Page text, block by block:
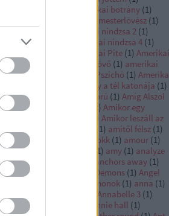
amerikai botrány (1)
amerikai mesterlövész (1)
amerikai nindzsa 2 (1)
nindzsa 3
amerikai nindzsa 4 (1)
Amerikai Pite (1) Amerikai
( Amerikai pite az eskövő (1) amerikai
a találkozó
Amerikai Pszichó (1) Amerika
Amerika kapitány a tél katonája (1)
kapitány polgárháború (1) Amíg Alszol
Amikor a Farok csóválja ) Amikor egy
Amikor leszáll az
1) amitől félsz (1)
félünk
Ami sok az sokk (1) amour (1)
1) amy (1) analyze
(1)ananász expressz anchors away (1)
( andor Angels & Demons (1) Angel
Angyalok és démonok (1) anna (1)
Annabelle 3 (1)
Comes Home
annie hall (1)